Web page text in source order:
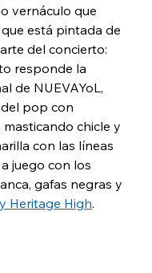
vernáculo que
está pintada de
del concierto:
responde la
de NUEVAYoL,
del pop con
chicle y
con las líneas
juego con los
gafas negras y
Heritage High.